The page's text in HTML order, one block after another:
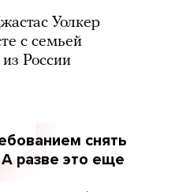
Уолкер
с семьей
России
снять
разве это еще